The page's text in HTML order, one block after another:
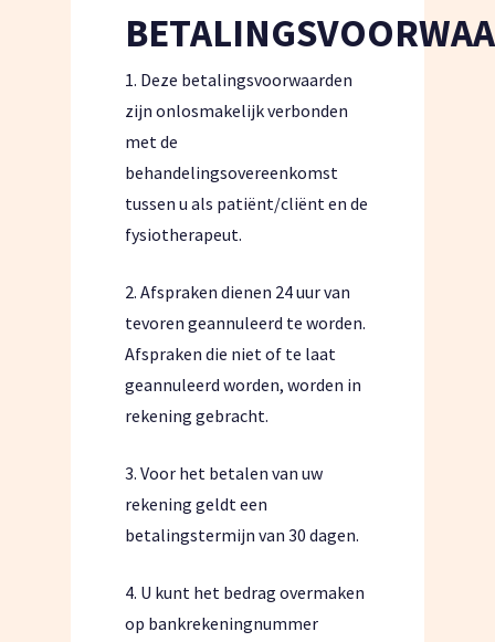
1. Deze betalingsvoorwaarden
zijn onlosmakelijk verbonden
met de
behandelingsovereenkomst
tussen u als patiënt/cliënt en de
fysiotherapeut.
2. Afspraken dienen 24 uur van
tevoren geannuleerd te worden.
Afspraken die niet of te laat
geannuleerd worden, worden in
rekening gebracht.
3. Voor het betalen van uw
rekening geldt een
betalingstermijn van 30 dagen.
4. U kunt het bedrag overmaken
op bankrekeningnummer